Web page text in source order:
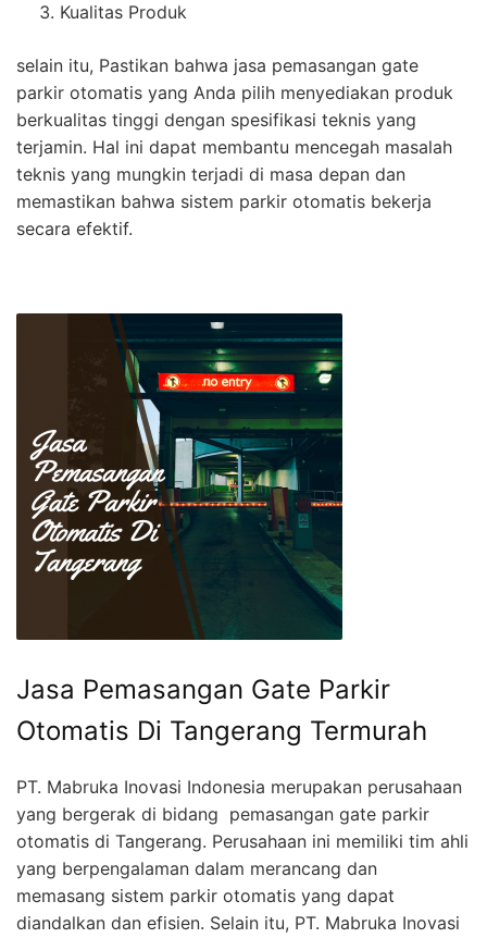
Kualitas Produk
selain itu, Pastikan bahwa jasa pemasangan gate
parkir otomatis yang Anda pilih menyediakan produk
berkualitas tinggi dengan spesifikasi teknis yang
terjamin. Hal ini dapat membantu mencegah masalah
teknis yang mungkin terjadi di masa depan dan
memastikan bahwa sistem parkir otomatis bekerja
secara efektif.
Jasa Pemasangan Gate Parkir
Otomatis Di Tangerang Termurah
PT. Mabruka Inovasi Indonesia merupakan perusahaan
yang bergerak di bidang pemasangan gate parkir
otomatis di Tangerang. Perusahaan ini memiliki tim ahli
yang berpengalaman dalam merancang dan
memasang sistem parkir otomatis yang dapat
diandalkan dan efisien. Selain itu, PT. Mabruka Inovasi